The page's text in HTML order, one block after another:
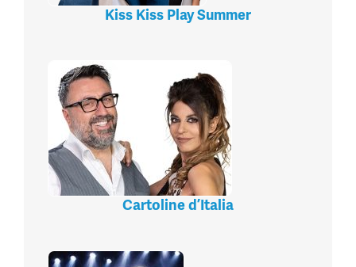
Kiss Kiss Play Summer
Cartoline d’Italia